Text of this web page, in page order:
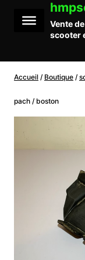
contenu
Vente
scooter
Accueil / Boutique /
pach / boston